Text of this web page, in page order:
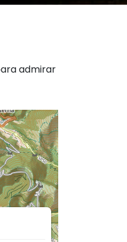
admirar